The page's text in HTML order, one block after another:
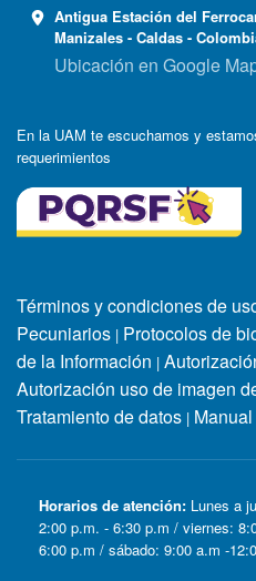
Antigua Estación del
Manizales - Caldas -
Ubicación en Google
En la UAM te escuchamos y
requerimientos
Términos y condiciones de
Pecuniarios | Protocolos de
de la Información |
Autorización uso de imagen
Tratamiento de datos |
Horarios de atención: Lunes a
2:00 p.m. - 6:30 p.m / viernes:
6:00 p.m / sábado: 9:00 a.m -